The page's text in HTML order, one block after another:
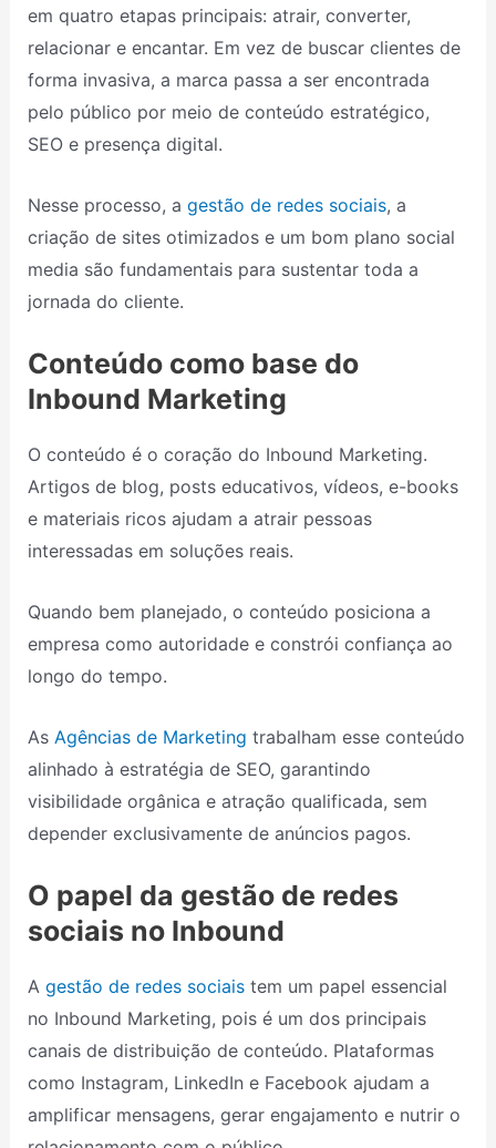
em quatro etapas principais: atrair, converter,
relacionar e encantar. Em vez de buscar clientes de
forma invasiva, a marca passa a ser encontrada
pelo público por meio de conteúdo estratégico,
SEO e presença digital.
Nesse processo, a gestão de redes sociais, a
criação de sites otimizados e um bom plano social
media são fundamentais para sustentar toda a
jornada do cliente.
Conteúdo como base do
Inbound Marketing
O conteúdo é o coração do Inbound Marketing.
Artigos de blog, posts educativos, vídeos, e-books
e materiais ricos ajudam a atrair pessoas
interessadas em soluções reais.
Quando bem planejado, o conteúdo posiciona a
empresa como autoridade e constrói confiança ao
longo do tempo.
As Agências de Marketing trabalham esse conteúdo
alinhado à estratégia de SEO, garantindo
visibilidade orgânica e atração qualificada, sem
depender exclusivamente de anúncios pagos.
O papel da gestão de redes
sociais no Inbound
A gestão de redes sociais tem um papel essencial
no Inbound Marketing, pois é um dos principais
canais de distribuição de conteúdo. Plataformas
como Instagram, LinkedIn e Facebook ajudam a
amplificar mensagens, gerar engajamento e nutrir o